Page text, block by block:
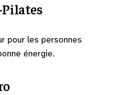
Pilates
pour les personnes
énergie.